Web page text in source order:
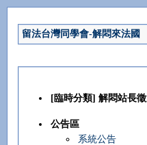
留法台灣同學會-解悶來法國
[臨時分類] 解悶站長
公告區
系統公告